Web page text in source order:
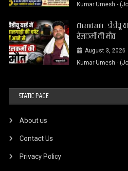
Kumar Umesh -
Chandauli : डीडीयू
रेलकर्मी की मौत
August 3, 2026
Kumar Umesh -
STATIC PAGE
About us
Contact Us
Privacy Policy